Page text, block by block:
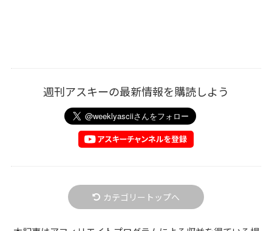
週刊アスキーの最新情報を購読しよう
カテゴリートップへ